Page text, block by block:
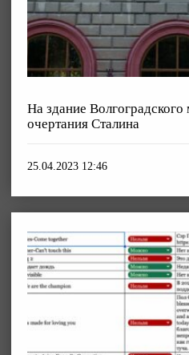
На здание Волгоградского
очертания Сталина
25.04.2023 12:46